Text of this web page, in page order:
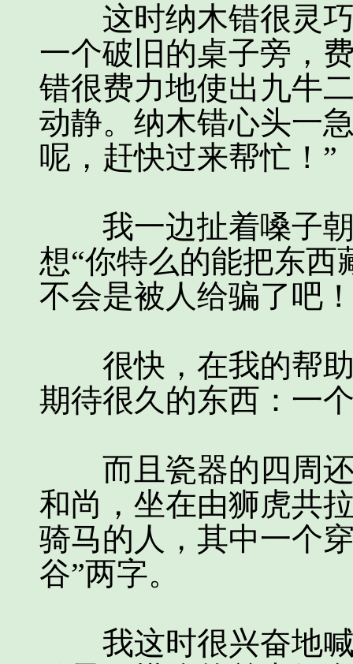
这时纳木错很灵巧
一个破旧的桌子旁，
错很费力地使出九牛
动静。纳木错心头一
呢，赶快过来帮忙！”
我一边扯着嗓子朝
想“你特么的能把东
不会是被人给骗了吧
很快，在我的帮助
期待很久的东西：一
而且瓷器的四周还
和尚，坐在由狮虎共
骑马的人，其中一个
谷”两字。
我这时很兴奋地喊